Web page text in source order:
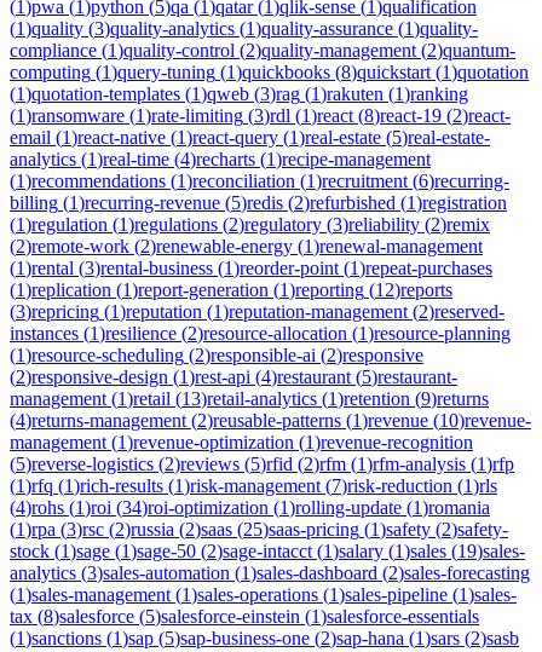
(1)pwa (1)python (5)qa (1)qatar(1)qlik-sense (1)qualification
(1)quality (3)quality-analytics (1)quality-assurance (1)quality-
compliance (1)quality-control (2)quality-management (2)quantum-
computing (1)query-tuning (1)quickbooks (8)quickstart (1)quotation
(1)quotation-templates (1)qweb (3)rag (1)rakuten (1)ranking
(1)ransomware (1)rate-limiting (3)rdl (1)react (8)react-19 (2)react-
email (1)react-native (1)react-query (1)real-estate (5)real-estate-
analytics (1)real-time (4)recharts (1)recipe-management
(1)recommendations (1)reconciliation (1)recruitment (6)recurring-
billing (1)recurring-revenue (5)redis (2)refurbished (1)registration
(1)regulation (1)regulations (2)regulatory (3)reliability (2)remix
(2)remote-work (2)renewable-energy (1)renewal-management
(1)rental (3)rental-business (1)reorder-point (1)repeat-purchases
(1)replication (1)report-generation (1)reporting (12)reports
(3)repricing (1)reputation (1)reputation-management (2)reserved-
instances (1)resilience (2)resource-allocation (1)resource-planning
(1)resource-scheduling (2)responsible-ai (2)responsive
(2)responsive-design (1)rest-api (4)restaurant (5)restaurant-
management (1)retail (13)retail-analytics (1)retention (9)returns
(4)returns-management (2)reusable-patterns (1)revenue (10)revenue-
management (1)revenue-optimization (1)revenue-recognition
(5)reverse-logistics (2)reviews (5)rfid (2)rfm (1)rfm-analysis (1)rfp
(1)rfq (1)rich-results (1)risk-management (7)risk-reduction (1)rls
(4)rohs (1)roi (34)roi-optimization (1)rolling-update (1)romania
(1)rpa (3)rsc (2)russia (2)saas (25)saas-pricing (1)safety (2)safety-
stock (1)sage (1)sage-50 (2)sage-intacct (1)salary (1)sales (19)sales-
analytics (3)sales-automation (1)sales-dashboard (2)sales-forecasting
(1)sales-management (1)sales-operations (1)sales-pipeline (1)sales-
tax (8)salesforce (5)salesforce-einstein (1)salesforce-essentials
(1)sanctions (1)sap (5)sap-business-one (2)sap-hana (1)sars (2)sasb